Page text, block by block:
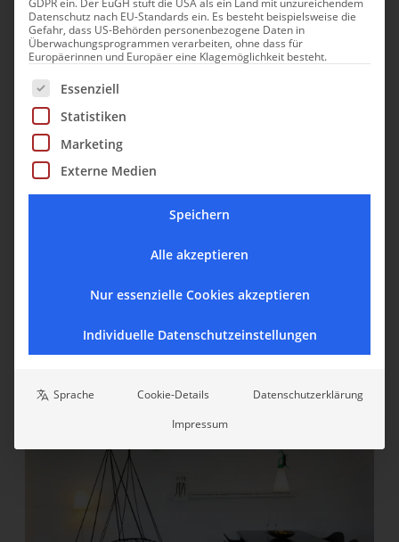
Datenschutz nach EU-Standards ein. Es besteht beispielsweise die
Gefahr, dass US-Behörden personenbezogene Daten in
Überwachungsprogrammen verarbeiten, ohne dass für
Europäerinnen und Europäer eine Klagemöglichkeit besteht.
Es folgt eine Liste der Service-Gruppen, für die eine
Essenziell
Statistiken
Marketing
Externe Medien
Speichern
Alle akzeptieren
Nur essenzielle Cookies akzeptieren
Individuelle Datenschutzeinstellungen
Sprache Cookie-Details
Datenschutzerklärung
Impressum